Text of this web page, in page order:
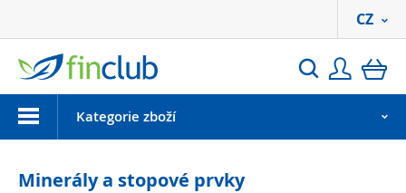
Hledat
CZ
MenuKategorie zboží
Minerály a stopové prvky